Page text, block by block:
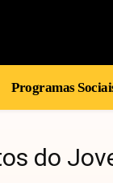
Programas
do